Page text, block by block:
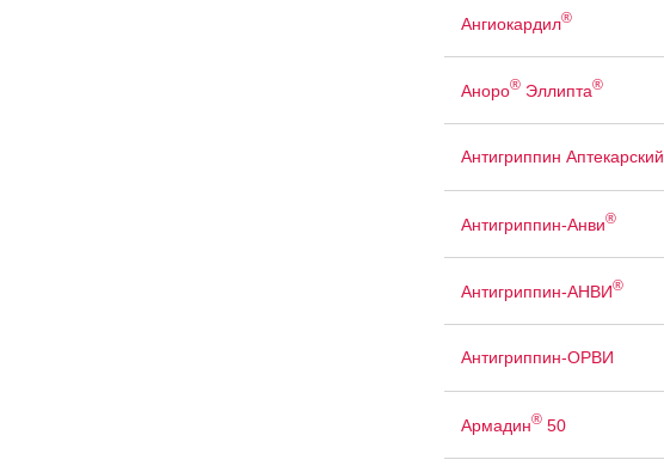
Ангиокардил®
Аноро®Эллипта®
Антигриппин Аптекарский
Антигриппин-Анви®
Антигриппин-АНВИ®
Антигриппин-ОРВИ
Армадин®50